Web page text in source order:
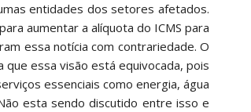
entidades dos setores afetados.
aumentar a alíquota do ICMS para
essa notícia com contrariedade. O
essa visão está equivocada, pois
essenciais como energia, água
esta sendo discutido entre isso e